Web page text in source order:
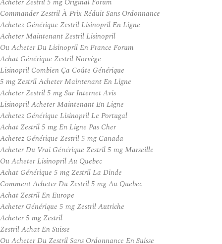
Commander Zestril À Prix Réduit Sans Ordonnance
Achetez Générique Zestril Lisinopril En Ligne
Acheter Maintenant Zestril Lisinopril
Ou Acheter Du Lisinopril En France Forum
Achat Générique Zestril Norvège
Lisinopril Combien Ça Coûte Générique
5 mg Zestril Acheter Maintenant En Ligne
Acheter Zestril 5 mg Sur Internet Avis
Lisinopril Acheter Maintenant En Ligne
Achetez Générique Lisinopril Le Portugal
Achat Zestril 5 mg En Ligne Pas Cher
Achetez Générique Zestril 5 mg Canada
Acheter Du Vrai Générique Zestril 5 mg Marseille
Ou Acheter Lisinopril Au Quebec
Achat Générique 5 mg Zestril La Dinde
Comment Acheter Du Zestril 5 mg Au Quebec
Achat Zestril En Europe
Acheter Générique 5 mg Zestril Autriche
Acheter 5 mg Zestril
Zestril Achat En Suisse
Ou Acheter Du Zestril Sans Ordonnance En Suisse